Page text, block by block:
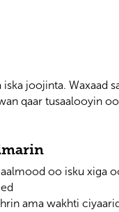
joojinta. Waxaad
qaar tusaalooyin
oo isku xiga
ama wakhti